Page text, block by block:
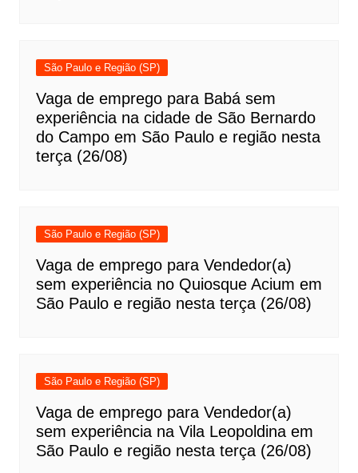
São Paulo e Região (SP)
Vaga de emprego para Babá sem
experiência na cidade de São Bernardo
do Campo em São Paulo e região nesta
terça (26/08)
São Paulo e Região (SP)
Vaga de emprego para Vendedor(a)
sem experiência no Quiosque Acium em
São Paulo e região nesta terça (26/08)
São Paulo e Região (SP)
Vaga de emprego para Vendedor(a)
sem experiência na Vila Leopoldina em
São Paulo e região nesta terça (26/08)